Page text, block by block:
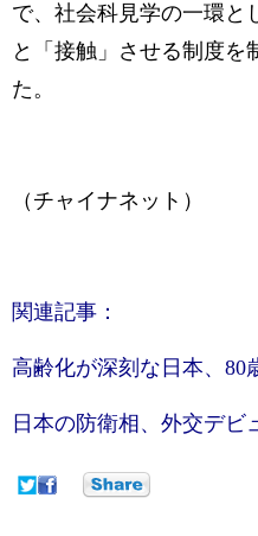
で、社会科見学の一環と
と「接触」させる制度を
た。
（チャイナネット）
関連記事：
高齢化が深刻な日本、80
日本の防衛相、外交デビ